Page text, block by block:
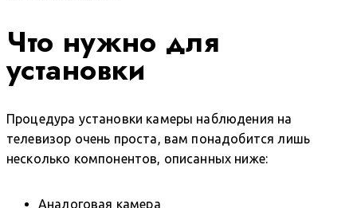
Что нужно для
установки
Процедура установки камеры наблюдения на
телевизор очень проста, вам понадобится лишь
несколько компонентов, описанных ниже:
Аналоговая камера